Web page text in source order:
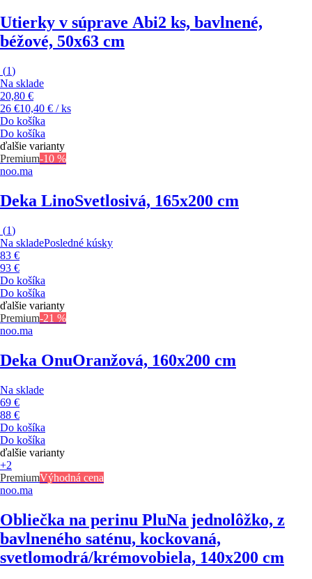
Utierky v súprave Abi2 ks, bavlnené,
béžové, 50x63 cm
(1)
Na sklade
20,80 €
26 €10,40 € / ks
Do košíka
Do košíka
ďalšie varianty
Premium-10 %
noo.ma
Deka LinoSvetlosivá, 165x200 cm
(1)
Na skladePosledné kúsky
83 €
93 €
Do košíka
Do košíka
ďalšie varianty
Premium-21 %
noo.ma
Deka OnuOranžová, 160x200 cm
Na sklade
69 €
88 €
Do košíka
Do košíka
ďalšie varianty
+2
PremiumVýhodná cena
noo.ma
Obliečka na perinu PluNa jednolôžko, z
bavlneného saténu, kockovaná,
svetlomodrá/krémovobiela, 140x200 cm